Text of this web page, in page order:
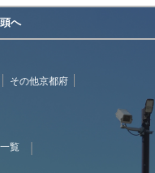
へ
その他京都府
覧